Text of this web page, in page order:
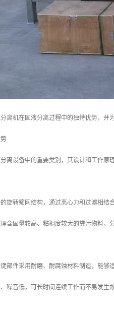
离机在固液分离过程中的独特优势，并
离设备中的重要类别，其设计和工作原
旋转筛网结构，通过离心力和过滤相结
含固量较高、粘稠度较大的粪污物料，
部件采用耐磨、耐腐蚀材料制造，能够
噪音低，可长时间连续工作而不易发生